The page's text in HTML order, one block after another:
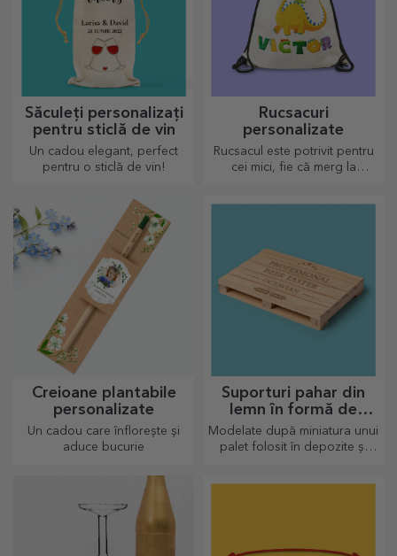
Săculeți personalizați
pentru sticlă de vin
Un cadou elegant, perfect
pentru o sticlă de vin!
Rucsacuri
personalizate
Rucsacul este potrivit pentru
cei mici, fie că merg la
Creioane plantabile
personalizate
Un cadou care înflorește și
aduce bucurie
Suporturi pahar din
lemn în formă de
palet
Modelate după miniatura unui
palet folosit în depozite și